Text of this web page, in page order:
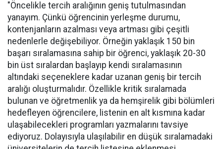
"Öncelikle tercih aralığının geniş tutulmasından
yanayım. Çünkü öğrencinin yerleşme durumu,
kontenjanların azalması veya artması gibi çeşitli
nedenlerle değişebiliyor. Örneğin yaklaşık 150 bin
başarı sıralamasına sahip bir öğrenci, yaklaşık 20-30
bin üst sıralardan başlayıp kendi sıralamasının
altındaki seçeneklere kadar uzanan geniş bir tercih
aralığı oluşturmalıdır. Özellikle kritik sıralamada
bulunan ve öğretmenlik ya da hemşirelik gibi bölümleri
hedefleyen öğrencilere, listenin en alt kısmına kadar
ulaşabilecekleri programları yazmalarını tavsiye
ediyoruz. Dolayısıyla ulaşılabilir en düşük sıralamadaki